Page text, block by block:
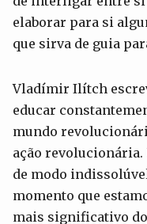
elaborar para si
que sirva de guia
Vladímir Ilítch
educar
mundo
ação revolucionária.
de modo
momento que
mais significativo